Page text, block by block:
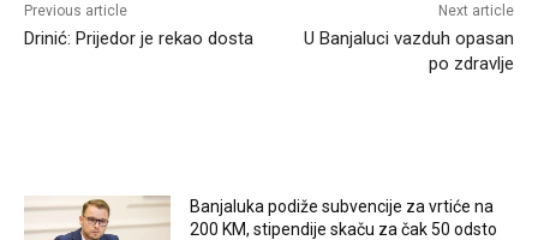
Previous article
Drinić: Prijedor je rekao dosta
Next article
U Banjaluci vazduh opasan
po zdravlje
Banjaluka podiže subvencije za vrtiće na
200 KM, stipendije skaču za čak 50 odsto